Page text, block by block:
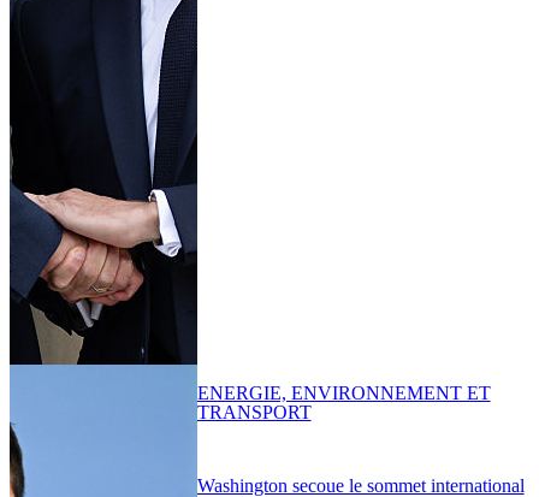
Washington secoue le sommet international
ENERGIE, ENVIRONNEMENT ET
TRANSPORT